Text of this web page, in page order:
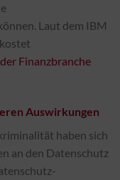
Laut dem IBM
Finanzbranche
Auswirkungen
haben sich
an den Datenschutz